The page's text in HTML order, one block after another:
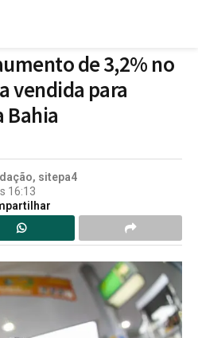
de 3,2% no
vendida para
Bahia
sitepa4
16:13